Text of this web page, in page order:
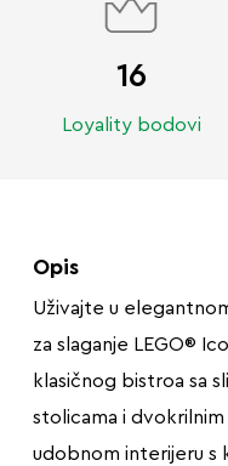
16
Loyality bodovi
Opis
Uživajte u
za slaganje LEGO®
klasičnog bistroa sa
stolicama i
udobnom interijeru s